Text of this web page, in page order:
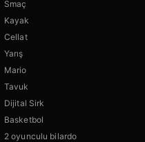
Smaç
Kayak
Cellat
Yarış
Mario
Tavuk
Dijital Sirk
Basketbol
2 oyunculu bilardo